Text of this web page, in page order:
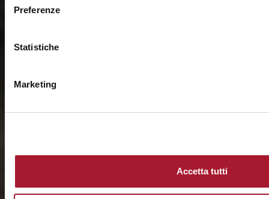
Preferenze
Statistiche
Marketing
Accetta tutti